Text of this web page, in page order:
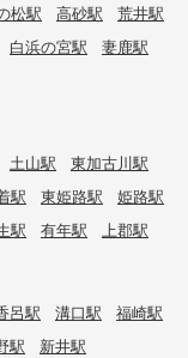
松駅 高砂駅
荒井駅
白浜の宮駅
妻鹿駅
土山駅
東加古川駅
駅 東姫路駅
姫路駅
駅 有年駅 上郡駅
呂駅 溝口駅
福崎駅
駅 新井駅